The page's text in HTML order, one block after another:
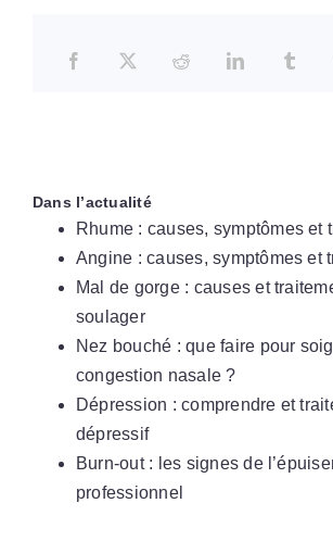
Dans l’actualité
Rhume : causes, symptômes et
Angine : causes, symptômes et
Mal de gorge : causes et
soulager
Nez bouché : que faire pour
congestion nasale ?
Dépression : comprendre et
dépressif
Burn-out : les signes de
professionnel